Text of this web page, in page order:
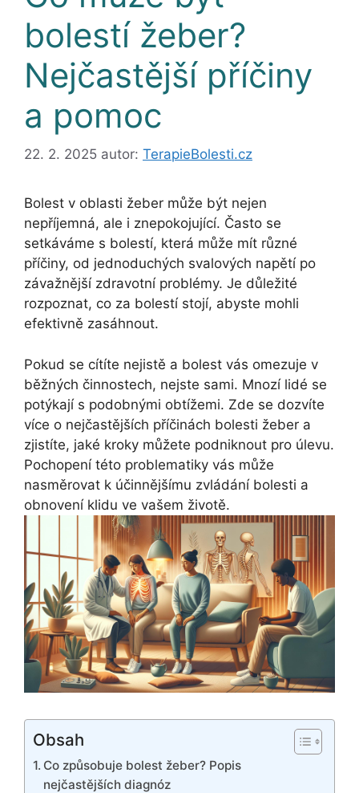
bolestí žeber?
Nejčastější příčiny
a pomoc
22. 2. 2025 autor: TerapieBolesti.cz
Bolest v oblasti žeber může být nejen
nepříjemná, ale i znepokojující. Často se
setkáváme s bolestí, která může mít různé
příčiny, od jednoduchých svalových napětí po
závažnější zdravotní problémy. Je důležité
rozpoznat, co za bolestí stojí, abyste mohli
efektivně zasáhnout.
Pokud se cítíte nejistě a bolest vás omezuje v
běžných činnostech, nejste sami. Mnozí lidé se
potýkají s podobnými obtížemi. Zde se dozvíte
více o nejčastějších příčinách bolesti žeber a
zjistíte, jaké kroky můžete podniknout pro úlevu.
Pochopení této problematiky vás může
nasměrovat k účinnějšímu zvládání bolesti a
obnovení klidu ve vašem životě.
Obsah
Co způsobuje bolest žeber? Popis
nejčastějších diagnóz